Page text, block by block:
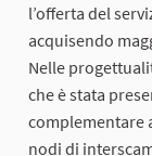
l’offerta del
acquisendo
Nelle
che è stata
complementare
nodi di